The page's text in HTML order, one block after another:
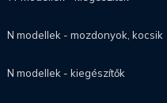
N modellek - mozdonyok, kocsik
N modellek - kiegészítők